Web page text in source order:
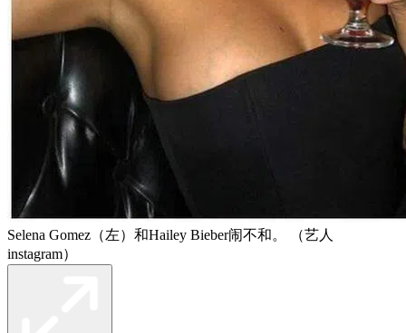
Selena Gomez（左）和Hailey Bieber闹不和。 （艺人
instagram）